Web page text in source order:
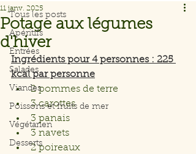
Tous les posts
Apéritifs
Entrées
Salades
Viandes
Poissons et fruits de mer
Végétarien
Desserts
Potage aux légumes
d'hiver
11 janv. 2025
Ingrédients pour 4 personnes : 225
kcal par personne
2 pommes de terre
3 carottes
3 panais
3 navets
2 poireaux